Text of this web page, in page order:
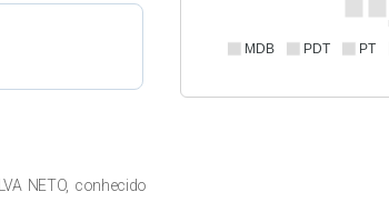
NETO, conhecido
MDB PDT PT